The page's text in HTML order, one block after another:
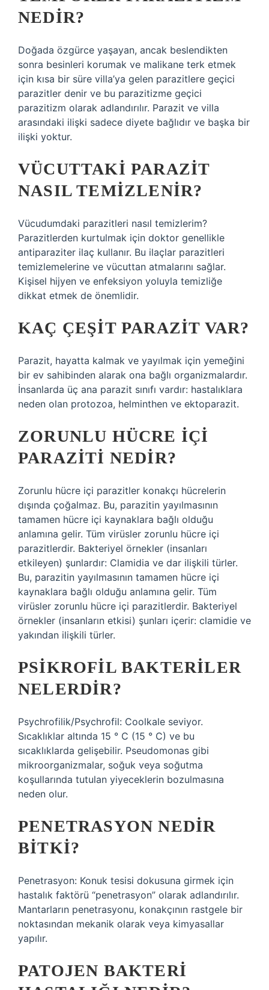
NEDIR?
Doğada özgürce yaşayan, ancak beslendikten
sonra besinleri korumak ve malikane terk etmek
için kısa bir süre villa’ya gelen parazitlere geçici
parazitler denir ve bu parazitizme geçici
parazitizm olarak adlandırılır. Parazit ve villa
arasındaki ilişki sadece diyete bağlıdır ve başka bir
ilişki yoktur.
VÜCUTTAKI PARAZIT
NASIL TEMIZLENIR?
Vücudumdaki parazitleri nasıl temizlerim?
Parazitlerden kurtulmak için doktor genellikle
antiparaziter ilaç kullanır. Bu ilaçlar parazitleri
temizlemelerine ve vücuttan atmalarını sağlar.
Kişisel hijyen ve enfeksiyon yoluyla temizliğe
dikkat etmek de önemlidir.
KAÇ ÇEŞIT PARAZIT VAR?
Parazit, hayatta kalmak ve yayılmak için yemeğini
bir ev sahibinden alarak ona bağlı organizmalardır.
İnsanlarda üç ana parazit sınıfı vardır: hastalıklara
neden olan protozoa, helminthen ve ektoparazit.
ZORUNLU HÜCRE IÇI
PARAZITI NEDIR?
Zorunlu hücre içi parazitler konakçı hücrelerin
dışında çoğalmaz. Bu, parazitin yayılmasının
tamamen hücre içi kaynaklara bağlı olduğu
anlamına gelir. Tüm virüsler zorunlu hücre içi
parazitlerdir. Bakteriyel örnekler (insanları
etkileyen) şunlardır: Clamidia ve dar ilişkili türler.
Bu, parazitin yayılmasının tamamen hücre içi
kaynaklara bağlı olduğu anlamına gelir. Tüm
virüsler zorunlu hücre içi parazitlerdir. Bakteriyel
örnekler (insanların etkisi) şunları içerir: clamidie ve
yakından ilişkili türler.
PSIKROFIL BAKTERILER
NELERDIR?
Psychrofilik/Psychrofil: Coolkale seviyor.
Sıcaklıklar altında 15 ° C (15 ° C) ve bu
sıcaklıklarda gelişebilir. Pseudomonas gibi
mikroorganizmalar, soğuk veya soğutma
koşullarında tutulan yiyeceklerin bozulmasına
neden olur.
PENETRASYON NEDIR
BITKI?
Penetrasyon: Konuk tesisi dokusuna girmek için
hastalık faktörü “penetrasyon” olarak adlandırılır.
Mantarların penetrasyonu, konakçının rastgele bir
noktasından mekanik olarak veya kimyasallar
yapılır.
PATOJEN BAKTERI